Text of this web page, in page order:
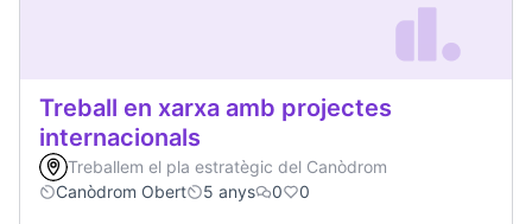
Treball en xarxa amb projectes
internacionals
Treballem el pla estratègic del Canòdrom
Canòdrom Obert
5 anys 0 0